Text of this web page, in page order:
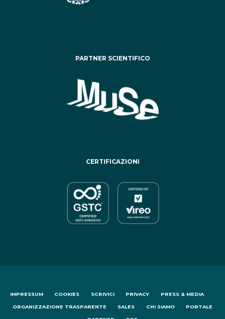
PARTNER SCIENTIFICO
CERTIFICAZIONI
IMPRESSUM COOKIES SCRIVICI PRIVACY PRESS & MEDIA
ORGANIZZAZIONE TRASPARENTE SALES CHI SIAMO PORTALE